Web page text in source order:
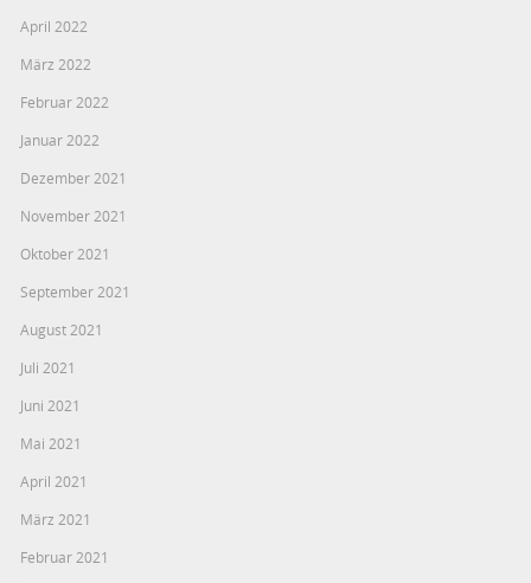
April 2022
März 2022
Februar 2022
Januar 2022
Dezember 2021
November 2021
Oktober 2021
September 2021
August 2021
Juli 2021
Juni 2021
Mai 2021
April 2021
März 2021
Februar 2021